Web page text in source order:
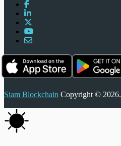
Siam Blockchain Copyright © 2026.